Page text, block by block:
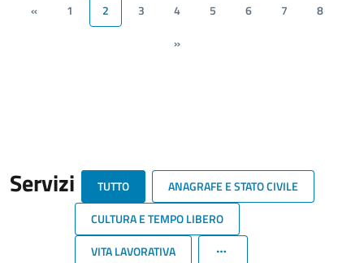
« 1 2 3 4 5 6 7
8
»
Servizi TUTTO
ANAGRAFE E STATO CIVILE
CULTURA E TEMPO LIBERO
VITA LAVORATIVA